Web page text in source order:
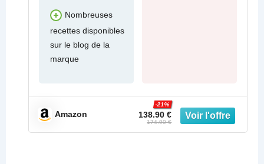
Nombreuses
recettes disponibles
sur le blog de la
marque
Amazon 138.90 €
-21%
174.90 €